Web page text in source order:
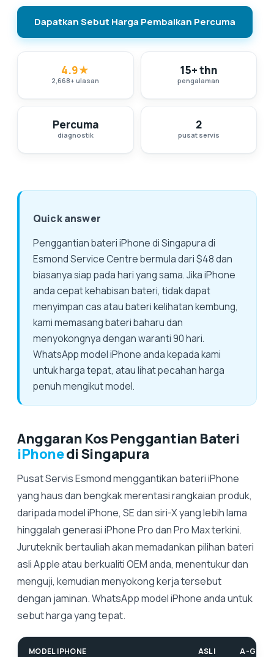
Dapatkan Sebut Harga Pembaikan Percuma
4.9★
2,668+ulasan
15+ thn
pengalaman
Percuma
diagnostik
2
pusat servis
Quick answer
Penggantian bateri iPhone di Singapura di
Esmond Service Centre bermula dari $48 dan
biasanya siap pada hari yang sama. Jika iPhone
anda cepat kehabisan bateri, tidak dapat
menyimpan cas atau bateri kelihatan kembung,
kami memasang bateri baharu dan
menyokongnya dengan waranti 90 hari.
WhatsApp model iPhone anda kepada kami
untuk harga tepat, atau lihat pecahan harga
penuh mengikut model.
Anggaran Kos Penggantian Bateri
iPhonedi Singapura
Pusat Servis Esmond menggantikan bateri iPhone
yang haus dan bengkak merentasi rangkaian produk,
daripada model iPhone, SE dan siri-X yang lebih lama
hinggalah generasi iPhone Pro dan Pro Max terkini.
Juruteknik bertauliah akan memadankan pilihan bateri
asli Apple atau berkualiti OEM anda, menentukur dan
menguji, kemudian menyokong kerja tersebut
dengan jaminan. WhatsApp model iPhone anda untuk
sebut harga yang tepat.
MODEL IPHONE ASLI A-